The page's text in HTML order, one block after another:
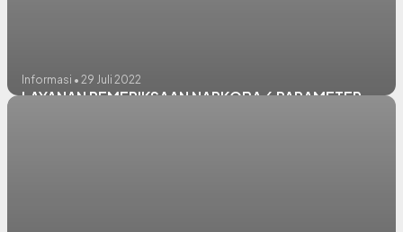
Informasi • 29 Juli 2022
LAYANAN PEMERIKSAAN NARKOBA 6 PARAMETER